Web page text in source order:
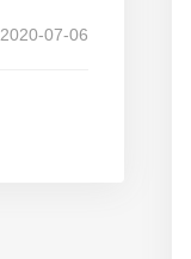
2020-07-06